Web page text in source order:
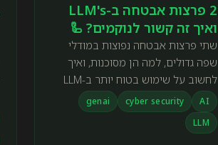
2 פרצות אבטחה ב-LLM's
ואיך זה קשור לנוקמים? 🦾
שתי פרצות אבטחה נפוצות במודלי
שפה גדולים, למה הן מסוכנות, ואיך
לחשוב על שימוש בטוח יותר ב-LLM
בארגון.
AI
cyber security
genai
LLM